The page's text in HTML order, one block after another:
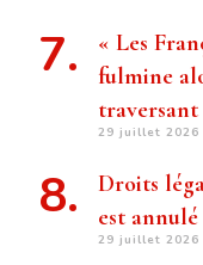
« Les
fulmine
29 juillet 2026
Droits
est
29 juillet 2026